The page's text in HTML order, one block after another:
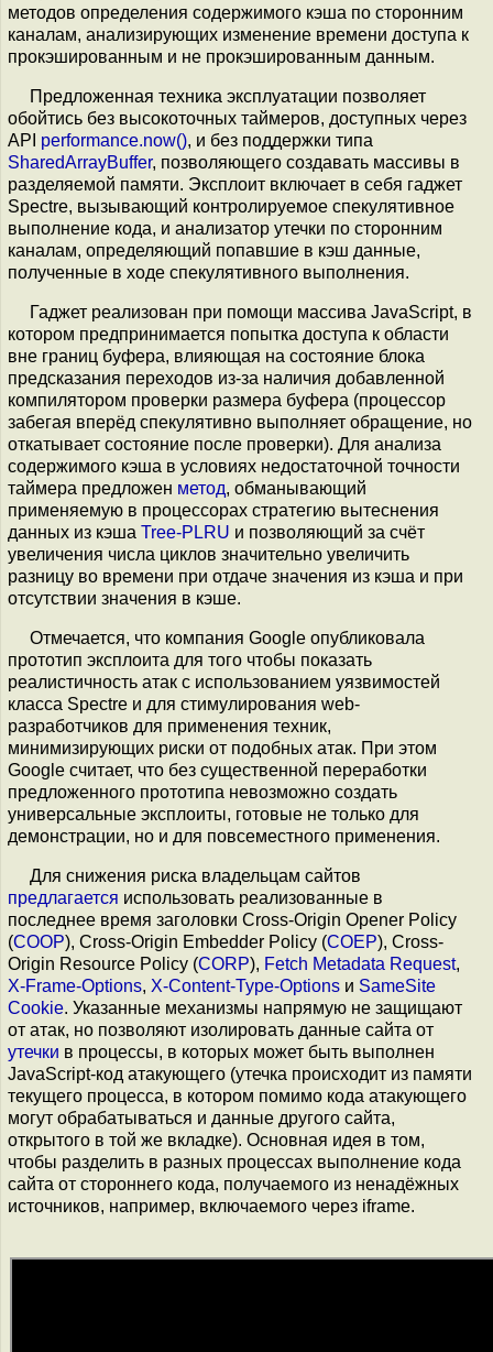
методов определения содержимого кэша по сторонним
каналам, анализирующих изменение времени доступа к
прокэшированным и не прокэшированным данным.
Предложенная техника эксплуатации позволяет
обойтись без высокоточных таймеров, доступных через
API performance.now(), и без поддержки типа
SharedArrayBuffer, позволяющего создавать массивы в
разделяемой памяти. Эксплоит включает в себя гаджет
Spectre, вызывающий контролируемое спекулятивное
выполнение кода, и анализатор утечки по сторонним
каналам, определяющий попавшие в кэш данные,
полученные в ходе спекулятивного выполнения.
Гаджет реализован при помощи массива JavaScript, в
котором предпринимается попытка доступа к области
вне границ буфера, влияющая на состояние блока
предсказания переходов из-за наличия добавленной
компилятором проверки размера буфера (процессор
забегая вперёд спекулятивно выполняет обращение, но
откатывает состояние после проверки). Для анализа
содержимого кэша в условиях недостаточной точности
таймера предложен метод, обманывающий
применяемую в процессорах стратегию вытеснения
данных из кэша Tree-PLRU и позволяющий за счёт
увеличения числа циклов значительно увеличить
разницу во времени при отдаче значения из кэша и при
отсутствии значения в кэше.
Отмечается, что компания Google опубликовала
прототип эксплоита для того чтобы показать
реалистичность атак с использованием уязвимостей
класса Spectre и для стимулирования web-
разработчиков для применения техник,
минимизирующих риски от подобных атак. При этом
Google считает, что без существенной переработки
предложенного прототипа невозможно создать
универсальные эксплоиты, готовые не только для
демонстрации, но и для повсеместного применения.
Для снижения риска владельцам сайтов
предлагается использовать реализованные в
последнее время заголовки Cross-Origin Opener Policy
(COOP), Cross-Origin Embedder Policy (COEP), Cross-
Origin Resource Policy (CORP), Fetch Metadata Request,
X-Frame-Options, X-Content-Type-Options и SameSite
Cookie. Указанные механизмы напрямую не защищают
от атак, но позволяют изолировать данные сайта от
утечки в процессы, в которых может быть выполнен
JavaScript-код атакующего (утечка происходит из памяти
текущего процесса, в котором помимо кода атакующего
могут обрабатываться и данные другого сайта,
открытого в той же вкладке). Основная идея в том,
чтобы разделить в разных процессах выполнение кода
сайта от стороннего кода, получаемого из ненадёжных
источников, например, включаемого через iframe.